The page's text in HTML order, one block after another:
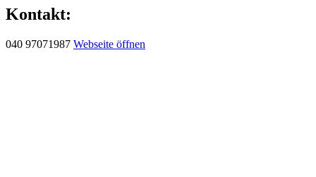
Kontakt:
040 97071987 Webseite öffnen